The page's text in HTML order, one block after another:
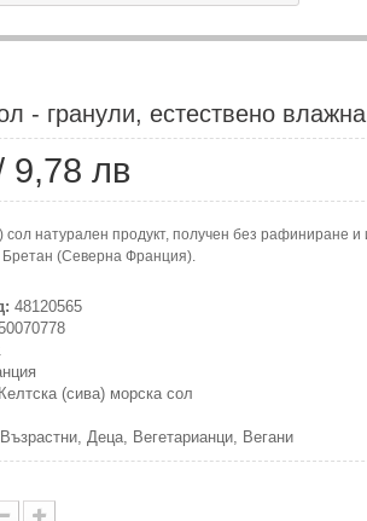
- гранули, естествено
9,78 лв
сол натурален продукт, получен без рафиниране
Бретан (Северна Франция).
48120565
Келтска (сива) морска сол
Възрастни, Деца, Вегетарианци, Вегани